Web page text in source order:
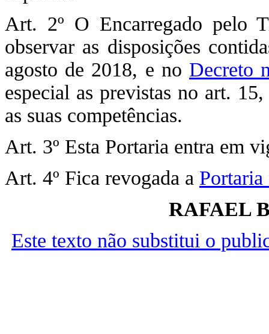
Art. 2º O Encarregado pelo
observar as disposições
agosto de 2018, e no Decreto
especial as previstas no art.
as suas competências.
Art. 3º Esta Portaria entra em
Art. 4º Fica revogada a Portaria
RAFAEL
Este texto não substitui o